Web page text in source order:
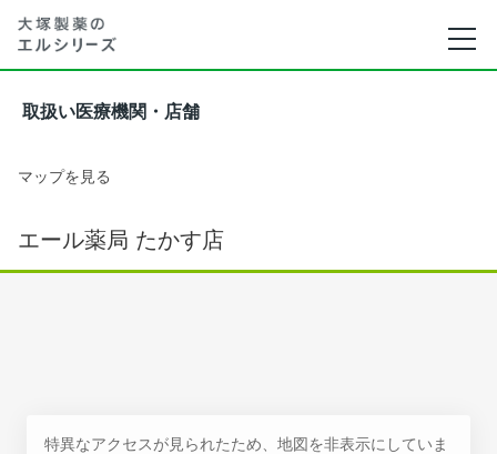
取扱い医療機関・店舗
マップを見る
エール薬局 たかす店
特異なアクセスが見られたため、地図を非表示にしていま